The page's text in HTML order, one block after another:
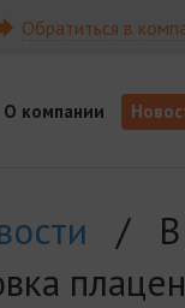
Обратиться в
О компании
/ В